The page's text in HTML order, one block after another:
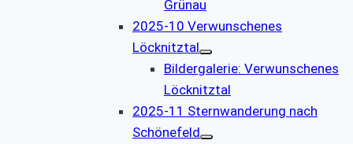
Grünau
2025-10 Verwunschenes
Löcknitztal
Bildergalerie: Verwunschenes
Löcknitztal
2025-11 Sternwanderung nach
Schönefeld